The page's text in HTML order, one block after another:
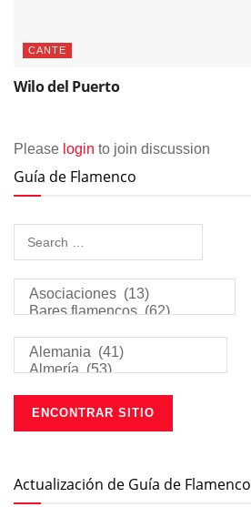
CANTE
Wilo del Puerto
Please login to join discussion
Guía de Flamenco
Actualización de Guía de Flamenco